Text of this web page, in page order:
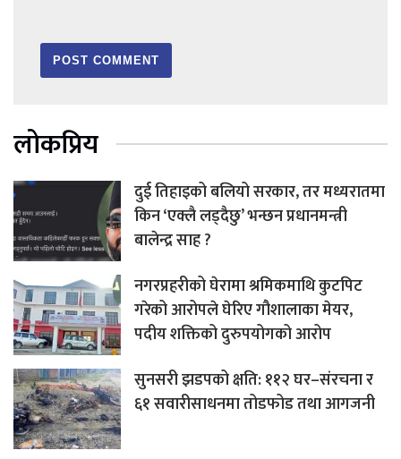
लोकप्रिय
दुई तिहाइको बलियो सरकार, तर मध्यरातमा
किन ‘एक्लै लड्दैछु’ भन्छन प्रधानमन्त्री
बालेन्द्र साह ?
नगरप्रहरीको घेरामा श्रमिकमाथि कुटपिट
गरेको आरोपले घेरिए गौशालाका मेयर,
पदीय शक्तिको दुरुपयोगको आरोप
सुनसरी झडपको क्षति: ११२ घर–संरचना र
६१ सवारीसाधनमा तोडफोड तथा आगजनी